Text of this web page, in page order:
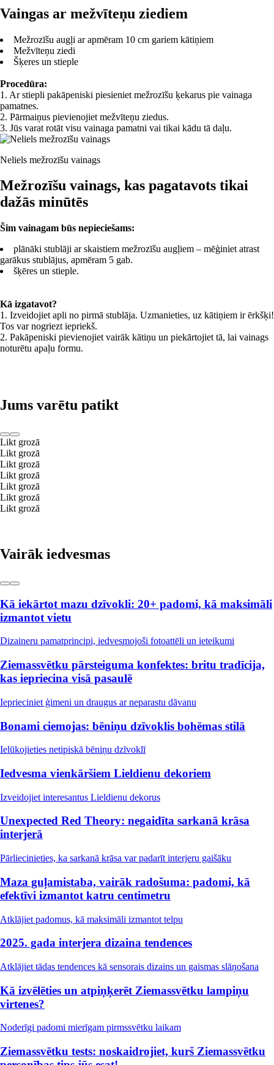
Vaingas ar mežvīteņu ziediem
Mežrozīšu augļi ar apmēram 10 cm gariem kātiņiem
Mežvīteņu ziedi
Šķeres un stieple
Procedūra:
1. Ar stiepli pakāpeniski piesieniet mežrozīšu ķekarus pie vainaga
pamatnes.
2. Pārmaiņus pievienojiet mežvīteņu ziedus.
3. Jūs varat rotāt visu vainaga pamatni vai tikai kādu tā daļu.
Neliels mežrozīšu vainags
Mežrozīšu vainags, kas pagatavots tikai
dažās minūtēs
Šim vainagam būs nepieciešams:
plānāki stublāji ar skaistiem mežrozīšu augļiem – mēģiniet atrast
garākus stublājus, apmēram 5 gab.
šķēres un stieple.
Kā izgatavot?
1. Izveidojiet apli no pirmā stublāja. Uzmanieties, uz kātiņiem ir ērkšķi!
Tos var nogriezt iepriekš.
2. Pakāpeniski pievienojiet vairāk kātiņu un piekārtojiet tā, lai vainags
noturētu apaļu formu.
Jums varētu patikt
Likt grozā
Likt grozā
Likt grozā
Likt grozā
Likt grozā
Likt grozā
Likt grozā
Vairāk iedvesmas
Kā iekārtot mazu dzīvokli: 20+ padomi, kā maksimāli
izmantot vietu
Dizaineru pamatprincipi, iedvesmojoši fotoattēli un ieteikumi
Ziemassvētku pārsteiguma konfektes: britu tradīcija,
kas iepriecina visā pasaulē
Ieprieciniet ģimeni un draugus ar neparastu dāvanu
Bonami ciemojas: bēniņu dzīvoklis bohēmas stilā
Ielūkojieties netipiskā bēniņu dzīvoklī
Iedvesma vienkāršiem Lieldienu dekoriem
Izveidojiet interesantus Lieldienu dekorus
Unexpected Red Theory: negaidīta sarkanā krāsa
interjerā
Pārliecinieties, ka sarkanā krāsa var padarīt interjeru gaišāku
Maza guļamistaba, vairāk radošuma: padomi, kā
efektīvi izmantot katru centimetru
Atklājiet padomus, kā maksimāli izmantot telpu
2025. gada interjera dizaina tendences
Atklājiet tādas tendences kā sensorais dizains un gaismas slāņošana
Kā izvēlēties un atpiņķerēt Ziemassvētku lampiņu
virtenes?
Noderīgi padomi mierīgam pirmssvētku laikam
Ziemassvētku tests: noskaidrojiet, kurš Ziemassvētku